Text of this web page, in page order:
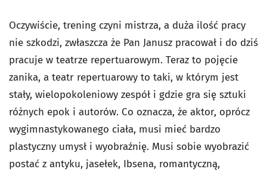
Oczywiście, trening czyni mistrza, a duża ilość pracy
nie szkodzi, zwłaszcza że Pan Janusz pracował i do dziś
pracuje w teatrze repertuarowym. Teraz to pojęcie
zanika, a teatr repertuarowy to taki, w którym jest
stały, wielopokoleniowy zespół i gdzie gra się sztuki
różnych epok i autorów. Co oznacza, że aktor, oprócz
wygimnastykowanego ciała, musi mieć bardzo
plastyczny umysł i wyobraźnię. Musi sobie wyobrazić
postać z antyku, jasełek, Ibsena, romantyczną,